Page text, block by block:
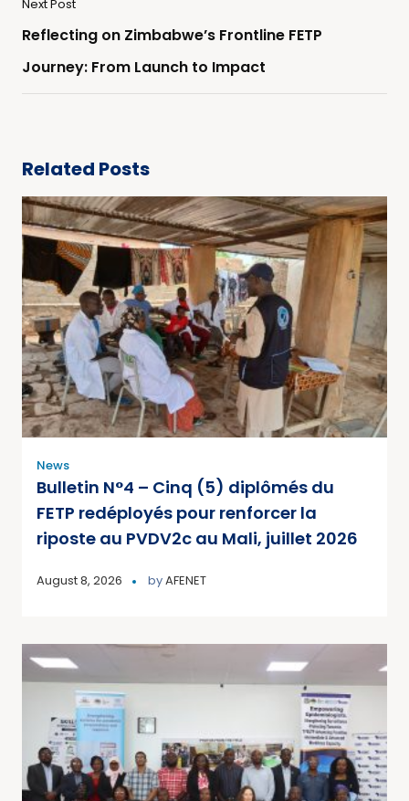
Next Post
Reflecting on Zimbabwe’s Frontline FETP
Journey: From Launch to Impact
Related Posts
News
Bulletin N°4 – Cinq (5) diplômés du
FETP redéployés pour renforcer la
riposte au PVDV2c au Mali, juillet 2026
August 8, 2026 byAFENET